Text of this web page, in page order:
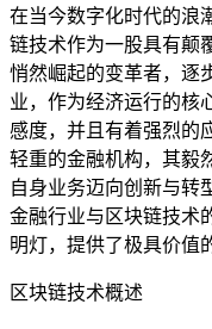
在当今数字化时代的浪
链技术作为一股具有颠
悄然崛起的变革者，逐
业，作为经济运行的核
感度，并且有着强烈的
轻重的金融机构，其毅
自身业务迈向创新与转
金融行业与区块链技术
明灯，提供了极具价值
区块链技术概述